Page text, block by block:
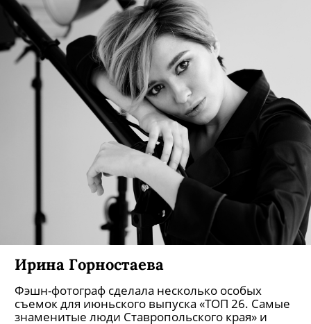
Ирина Горностаева
Фэшн-фотограф сделала несколько особых
съемок для июньского выпуска «ТОП 26. Самые
знаменитые люди Ставропольского края» и